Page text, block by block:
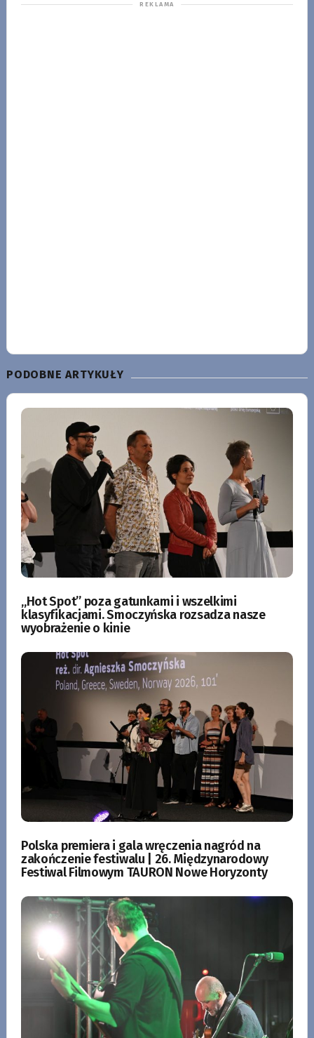
PODOBNE ARTYKUŁY
„Hot Spot” poza gatunkami i wszelkimi
klasyfikacjami. Smoczyńska rozsadza nasze
wyobrażenie o kinie
Polska premiera i gala wręczenia nagród na
zakończenie festiwalu | 26. Międzynarodowy
Festiwal Filmowym TAURON Nowe Horyzonty